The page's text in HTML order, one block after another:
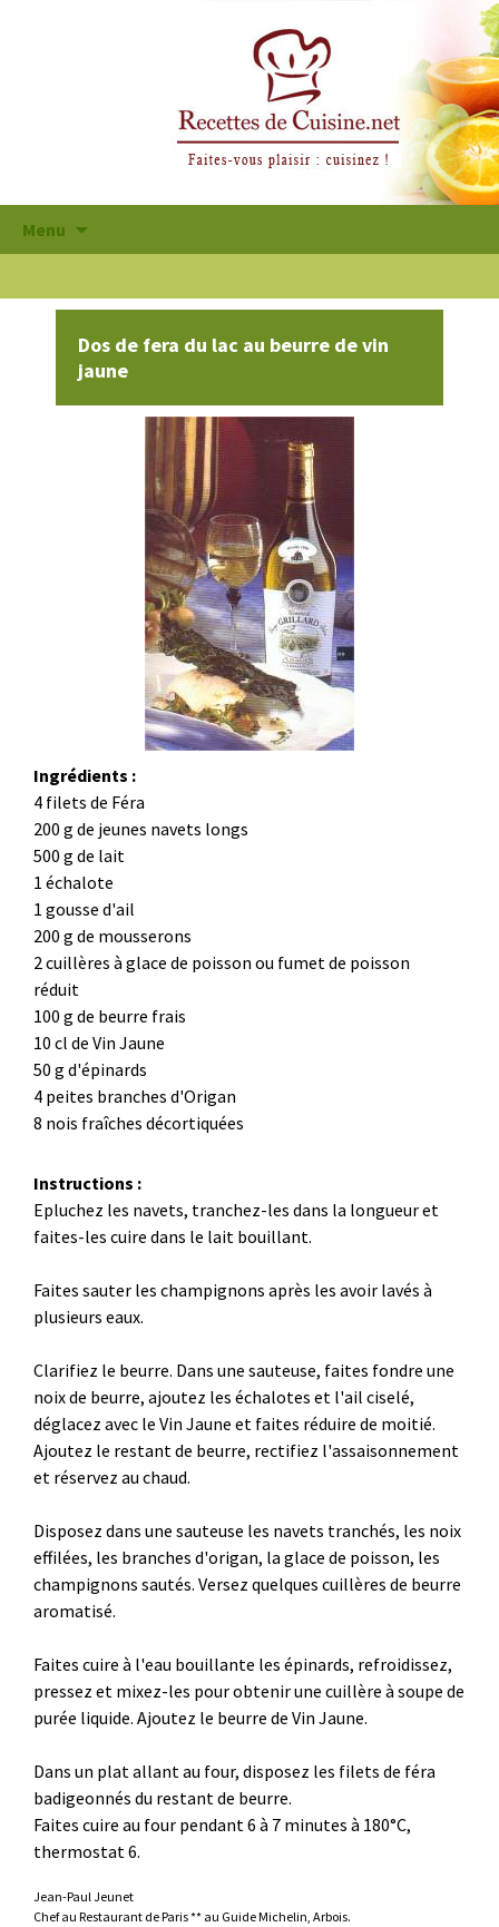
Menu
principal
Dos de fera du lac au beurre de vin
jaune
Ingrédients :
4 filets de Féra
200 g de jeunes navets longs
500 g de lait
1 échalote
1 gousse d'ail
200 g de mousserons
2 cuillères à glace de poisson ou fumet de poisson
réduit
100 g de beurre frais
10 cl de Vin Jaune
50 g d'épinards
4 peites branches d'Origan
8 nois fraîches décortiquées
Instructions :
Epluchez les navets, tranchez-les dans la longueur et
faites-les cuire dans le lait bouillant.
Faites sauter les champignons après les avoir lavés à
plusieurs eaux.
Clarifiez le beurre. Dans une sauteuse, faites fondre une
noix de beurre, ajoutez les échalotes et l'ail ciselé,
déglacez avec le Vin Jaune et faites réduire de moitié.
Ajoutez le restant de beurre, rectifiez l'assaisonnement
et réservez au chaud.
Disposez dans une sauteuse les navets tranchés, les noix
effilées, les branches d'origan, la glace de poisson, les
champignons sautés. Versez quelques cuillères de beurre
aromatisé.
Faites cuire à l'eau bouillante les épinards, refroidissez,
pressez et mixez-les pour obtenir une cuillère à soupe de
purée liquide. Ajoutez le beurre de Vin Jaune.
Dans un plat allant au four, disposez les filets de féra
badigeonnés du restant de beurre.
Faites cuire au four pendant 6 à 7 minutes à 180°C,
thermostat 6.
Jean-Paul Jeunet
Chef au Restaurant de Paris ** au Guide Michelin, Arbois.